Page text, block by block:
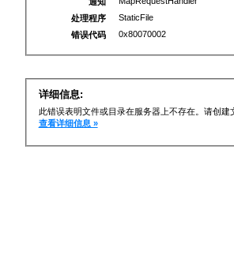
处理程序
StaticFile
错误代码
0x80070002
详细信息:
此错误表明文件或目录在服务器上不存在。请创建
查看详细信息 »